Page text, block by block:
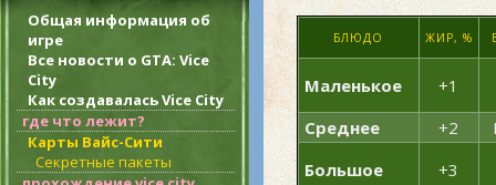
Общая информация об
игре
Все новости о GTA: Vice
City
Как создавалась Vice City
где что лежит?
Карты Вайс-Сити
Секретные пакеты
БЛЮДО ЖИР, %
Маленькое
+1
Среднее
+2
Большое
+3